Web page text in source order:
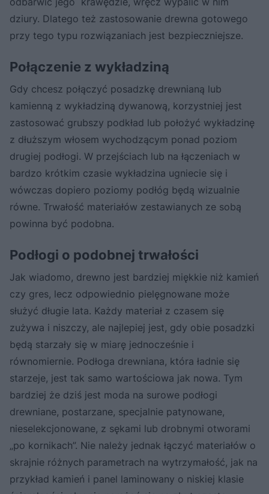
dziury. Dlatego też zastosowanie drewna gotowego
przy tego typu rozwiązaniach jest bezpieczniejsze.
Połączenie z wykładziną
Gdy chcesz połączyć posadzkę drewnianą lub
kamienną z wykładziną dywanową, korzystniej jest
zastosować grubszy podkład lub położyć wykładzinę
z dłuższym włosem wychodzącym ponad poziom
drugiej podłogi. W przejściach lub na łączeniach w
bardzo krótkim czasie wykładzina ugniecie się i
wówczas dopiero poziomy podłóg będą wizualnie
równe. Trwałość materiałów zestawianych ze sobą
powinna być podobna.
Podłogi o podobnej trwałości
Jak wiadomo, drewno jest bardziej miękkie niż kamień
czy gres, lecz odpowiednio pielęgnowane może
służyć długie lata. Każdy materiał z czasem się
zużywa i niszczy, ale najlepiej jest, gdy obie posadzki
będą starzały się w miarę jednocześnie i
równomiernie. Podłoga drewniana, która ładnie się
starzeje, jest tak samo wartościowa jak nowa. Tym
bardziej że dziś jest moda na surowe podłogi
drewniane, postarzane, specjalnie patynowane,
nieselekcjonowane, z sękami lub drobnymi otworami
„po kornikach”. Nie należy jednak łączyć materiałów o
skrajnie różnych parametrach na wytrzymałość, jak na
przykład kamień i panel laminowany o niskiej klasie